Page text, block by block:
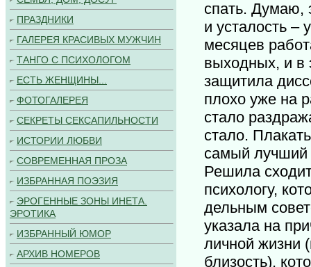
ПРАЗДНИКИ
ГАЛЕРЕЯ КРАСИВЫХ МУЖЧИН
ТАНГО С ПСИХОЛОГОМ
ЕСТЬ ЖЕНЩИНЫ...
ФОТОГАЛЕРЕЯ
СЕКРЕТЫ СЕКСАПИЛЬНОСТИ
ИСТОРИИ ЛЮБВИ
СОВРЕМЕННАЯ ПРОЗА
ИЗБРАННАЯ ПОЭЗИЯ
ЭРОГЕННЫЕ ЗОНЫ ИНЕТА.
ЭРОТИКА
ИЗБРАННЫЙ ЮМОР
АРХИВ НОМЕРОВ
спать. Думаю,
и усталость –
месяцев
выходных, и в
защитила
плохо уже на
стало
стало.
самый лучший
Решила
психологу,
дельным
указала на
личной жизни
близость),